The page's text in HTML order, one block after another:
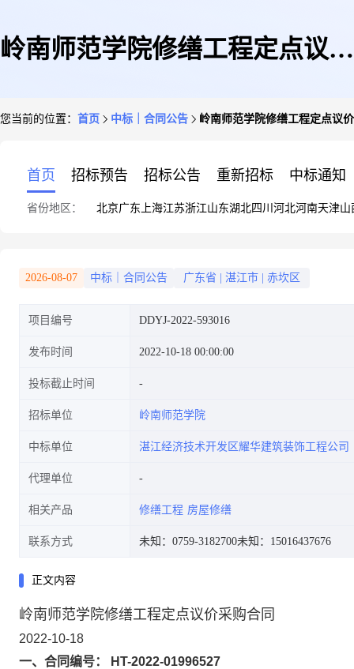
岭南师范学院修缮工程定点议价
您当前的位置： 首页 中标｜合同公告 岭南师范学院修缮工程定点议
首页 招标预告 招标公告 重新招标 中标通知
省份地区： 北京广东 上海江苏浙江山东湖北四川 河北河南天津山
2026-08-07 中标｜合同公告 广东省 湛江市 赤坎区
项目编号 DDYJ-2022-593016
发布时间 2022-10-18 00:00:00
投标截止时间
招标单位 岭南师范学院
中标单位 湛江经济技术开发区耀华建筑装饰工程公司
代理单位
相关产品 修缮工程 房屋修缮
联系方式 未知：0759-3182700未知：15016437676
正文内容
岭南师范学院修缮工程定点议价采购合同
2022-10-18
一、合同编号： HT-2022-01996527